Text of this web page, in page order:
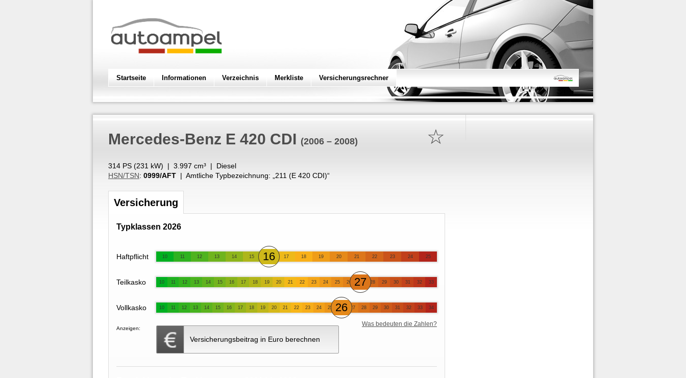
Startseite Informationen Verzeichnis Merkliste Versicherungsrechner
☆
Mercedes-Benz E 420 CDI (2006 – 2008)
314 PS (231 kW) | 3.997 cm³ | Diesel
HSN/TSN: 0999/AFT | Amtliche Typbezeichnung: „ 211 (E 420 CDI)“
Versicherung
Typklassen 2026
Haftpflicht 10 11 12 13 14 15 16 17 18 19 20 21 22 23 24 25
Teilkasko 10 11 12 13 14 15 16 17 18 19 20 21 22 23 24 25 26 27 28 29 30 31 32 33
Vollkasko 10 11 12 13 14 15 16 17 18 19 20 21 22 23 24 25 26 27 28 29 30 31 32 33 34
Anzeigen:
Versicherungsbeitrag in Euro berechnen
Was bedeuten die Zahlen?